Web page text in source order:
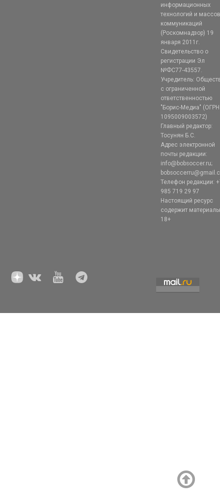
информационных
технологий и
коммуникаций
(Роскомнадзор) 19
января 2011г.
Свидетельство о
регистрации Эл
№ФС77-43557.
Учредитель:
с ограниченной
ответственностью
"Борис-Медиа" (ОГРН
1095009003572)
Главный редактор:
Тосунян Б.С.
Адрес электронной
почты редакции:
info@bobsoccer.ru;
Телефон редакции:
985 719 29 97
Настоящий ресурс
содержит
18+